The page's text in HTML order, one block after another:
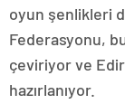
oyun şenlikleri
Federasyonu,
çeviriyor ve
hazırlanıyor.